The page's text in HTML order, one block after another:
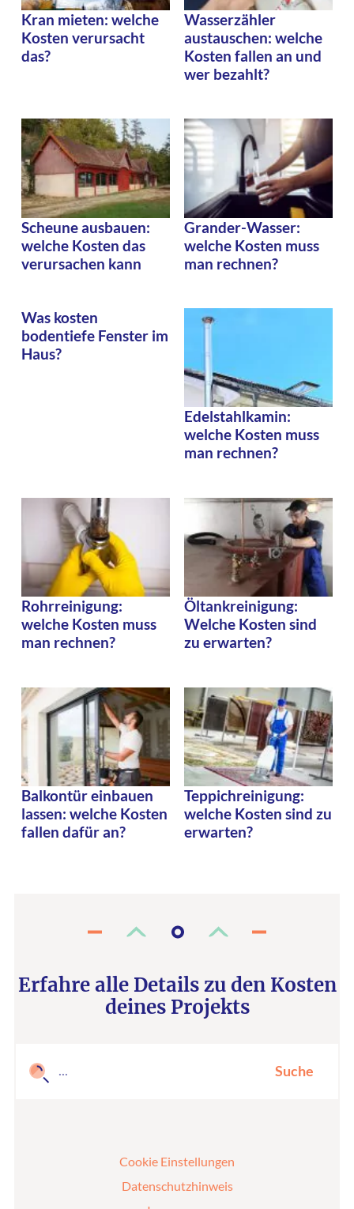
Kran mieten: welche
Kosten verursacht
das?
Wasserzähler
austauschen: welche
Kosten fallen an und
wer bezahlt?
Scheune ausbauen:
welche Kosten das
verursachen kann
Grander-Wasser:
welche Kosten muss
man rechnen?
Was kosten
bodentiefe Fenster im
Haus?
Edelstahlkamin:
welche Kosten muss
man rechnen?
Rohrreinigung:
welche Kosten muss
man rechnen?
Öltankreinigung:
Welche Kosten sind
zu erwarten?
Balkontür einbauen
lassen: welche Kosten
fallen dafür an?
Teppichreinigung:
welche Kosten sind zu
erwarten?
Erfahre alle Details zu den Kosten
deines Projekts
Suche
Cookie Einstellungen
Datenschutzhinweis